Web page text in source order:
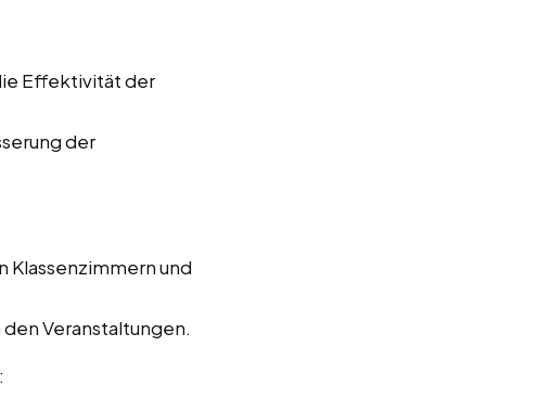
Effektivität der
der
Klassenzimmern und
Veranstaltungen.
: